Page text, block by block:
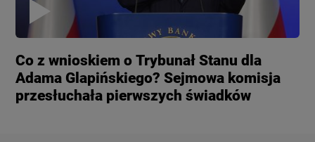
Co z wnioskiem o Trybunał Stanu dla
Adama Glapińskiego? Sejmowa komisja
przesłuchała pierwszych świadków